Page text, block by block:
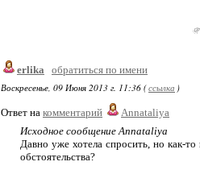
erlika
обратиться по имени
Воскресенье, 09 Июня 2013 г. 11:36 (ссылка )
Ответ на комментарий
Annataliya
Исходное сообщение Annataliya
Давно уже хотела спросить, но как-
обстоятельства?